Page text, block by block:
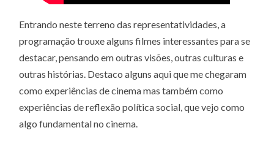
Entrando neste terreno das representatividades, a
programação trouxe alguns filmes interessantes para se
destacar, pensando em outras visões, outras culturas e
outras histórias. Destaco alguns aqui que me chegaram
como experiências de cinema mas também como
experiências de reflexão política social, que vejo como
algo fundamental no cinema.